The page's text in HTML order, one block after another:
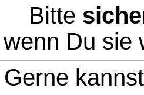
Bitte
wenn Du sie
Gerne